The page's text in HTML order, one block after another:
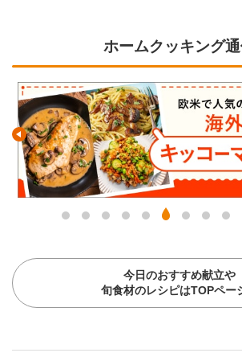
ホームクッキング
今日のおすすめ献立や
旬食材のレシピはTOPペー